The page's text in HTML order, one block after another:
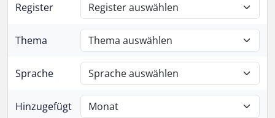
Register
Thema
Sprache
Hinzugefügt